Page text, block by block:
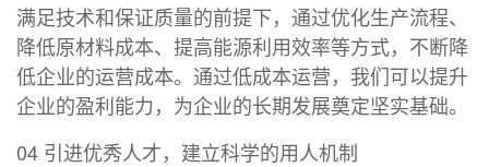
满足技术和保证质量的前提下，通过优化生产流程、
降低原材料成本、提高能源利用效率等方式，不断降
低企业的运营成本。通过低成本运营，我们可以提升
企业的盈利能力，为企业的长期发展奠定坚实基础。
04 引进优秀人才，建立科学的用人机制